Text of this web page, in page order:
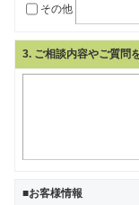
その他
3. ご相談内容やご質問
■お客様情報